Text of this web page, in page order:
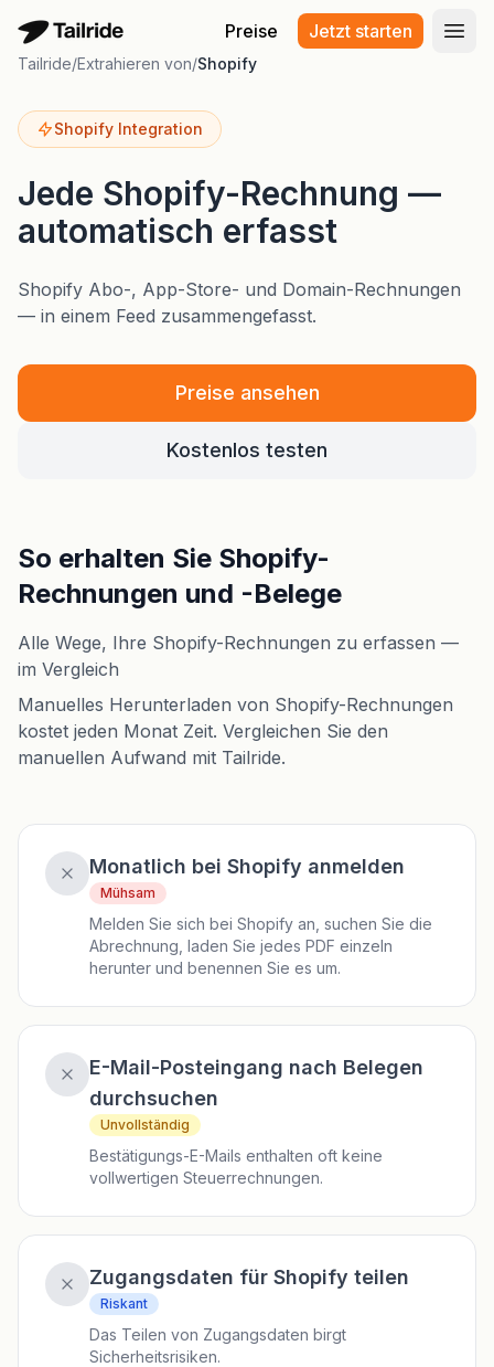
Preise Jetzt starten
Tailride/Extrahieren von/Shopify
Shopify Integration
Jede Shopify-Rechnung —
automatisch erfasst
Shopify Abo-, App-Store- und Domain-Rechnungen
— in einem Feed zusammengefasst.
Preise ansehen
Kostenlos testen
So erhalten Sie Shopify-
Rechnungen und -Belege
Alle Wege, Ihre Shopify-Rechnungen zu erfassen —
im Vergleich
Manuelles Herunterladen von Shopify-Rechnungen
kostet jeden Monat Zeit. Vergleichen Sie den
manuellen Aufwand mit Tailride.
Monatlich bei Shopify anmelden
Mühsam
Melden Sie sich bei Shopify an, suchen Sie die
Abrechnung, laden Sie jedes PDF einzeln
herunter und benennen Sie es um.
E-Mail-Posteingang nach Belegen
durchsuchen
Unvollständig
Bestätigungs-E-Mails enthalten oft keine
vollwertigen Steuerrechnungen.
Zugangsdaten für Shopify teilen
Riskant
Das Teilen von Zugangsdaten birgt
Sicherheitsrisiken.